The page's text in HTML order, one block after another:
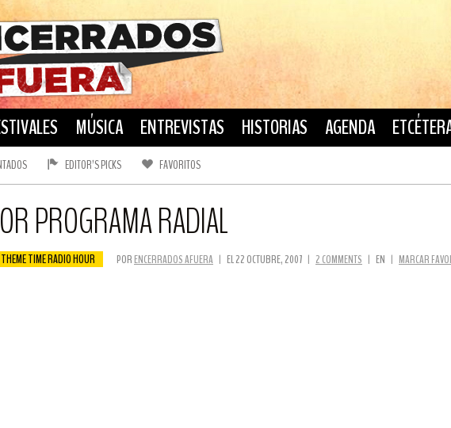
MÚSICA ENTREVISTAS HISTORIAS AGENDA
EDITOR’S PICKS FAVORITOS
PROGRAMA RADIAL
THEME TIME RADIO HOUR POR ENCERRADOS AFUERA | EL 22 OCTUBRE, 2007 | 2 COMMENTS | EN | MARCAR